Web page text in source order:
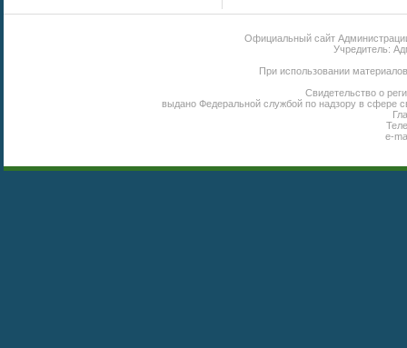
Официальный сайт
Учредитель:
При использовании
Свидетельство о
выдано Федеральной службой по надзору в сфере
e-